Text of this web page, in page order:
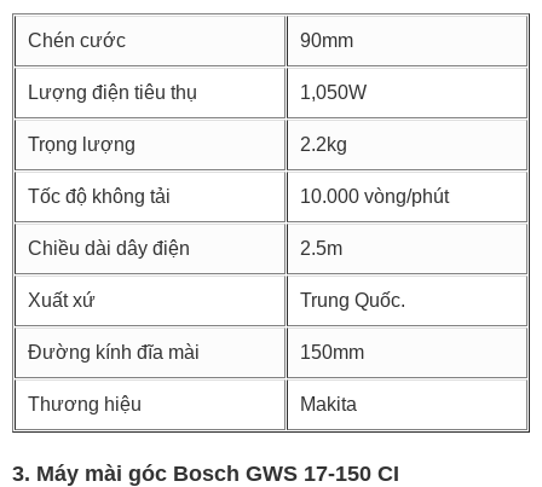
Chén cước 90mm
Lượng điện tiêu thụ 1,050W
Trọng lượng 2.2kg
Tốc độ không tải 10.000 vòng/phút
Chiều dài dây điện 2.5m
Xuất xứ Trung Quốc.
Đường kính đĩa mài 150mm
Thương hiệu Makita
3. Máy mài góc Bosch GWS 17-150 CI